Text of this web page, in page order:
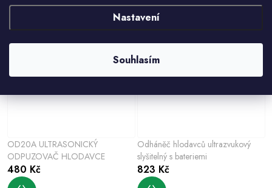
Nastavení
Souhlasím
OD20A ULTRASONICKÝ
ODPUZOVAČ HLODAVCE
480 Kč
Odháněč hlodavců ultrazvukový
slyšitelný s bateriemi
823 Kč